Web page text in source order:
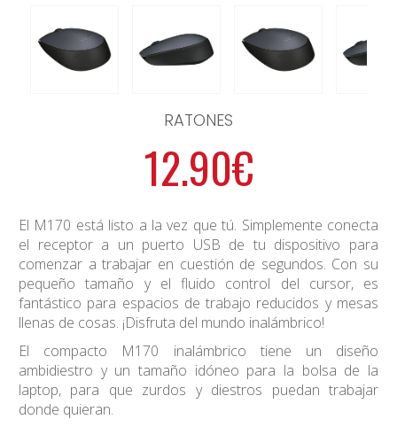
RATONES
12.90€
El M170 está listo a la vez que tú. Simplemente conecta
el receptor a un puerto USB de tu dispositivo para
comenzar a trabajar en cuestión de segundos. Con su
pequeño tamaño y el fluido control del cursor, es
fantástico para espacios de trabajo reducidos y mesas
llenas de cosas. ¡Disfruta del mundo inalámbrico!
El compacto M170 inalámbrico tiene un diseño
ambidiestro y un tamaño idóneo para la bolsa de la
laptop, para que zurdos y diestros puedan trabajar
donde quieran.